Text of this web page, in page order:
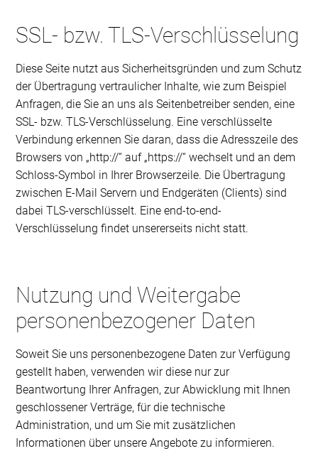
SSL- bzw. TLS-Verschlüsselung
Diese Seite nutzt aus Sicherheitsgründen und zum Schutz
der Übertragung vertraulicher Inhalte, wie zum Beispiel
Anfragen, die Sie an uns als Seitenbetreiber senden, eine
SSL- bzw. TLS-Verschlüsselung. Eine verschlüsselte
Verbindung erkennen Sie daran, dass die Adresszeile des
Browsers von „http://“ auf „https://“ wechselt und an dem
Schloss-Symbol in Ihrer Browserzeile. Die Übertragung
zwischen E-Mail Servern und Endgeräten (Clients) sind
dabei TLS-verschlüsselt. Eine end-to-end-
Verschlüsselung findet unsererseits nicht statt.
Nutzung und Weitergabe
personenbezogener Daten
Soweit Sie uns personenbezogene Daten zur Verfügung
gestellt haben, verwenden wir diese nur zur
Beantwortung Ihrer Anfragen, zur Abwicklung mit Ihnen
geschlossener Verträge, für die technische
Administration, und um Sie mit zusätzlichen
Informationen über unsere Angebote zu informieren.